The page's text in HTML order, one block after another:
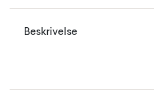
Beskrivelse